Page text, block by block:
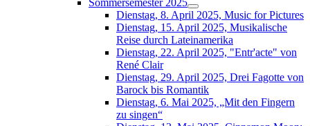
Dienstag, 8. April 2025, Music for Pictures
Dienstag, 15. April 2025, Musikalische
Reise durch Lateinamerika
Dienstag, 22. April 2025, "Entr'acte" von
René Clair
Dienstag, 29. April 2025, Drei Fagotte von
Barock bis Romantik
Dienstag, 6. Mai 2025, „Mit den Fingern
zu singen“